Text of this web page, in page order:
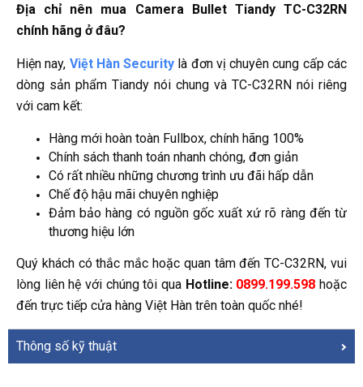
Địa chỉ nên mua Camera Bullet Tiandy TC-C32RN
chính hãng ở đâu?
Hiện nay, Việt Hàn Security là đơn vị chuyên cung cấp các
dòng sản phẩm Tiandy nói chung và TC-C32RN nói riêng
với cam kết:
Hàng mới hoàn toàn Fullbox, chính hãng 100%
Chính sách thanh toán nhanh chóng, đơn giản
Có rất nhiều những chương trình ưu đãi hấp dẫn
Chế độ hậu mãi chuyên nghiệp
Đảm bảo hàng có nguồn gốc xuất xứ rõ ràng đến từ
thương hiệu lớn
Quý khách có thắc mắc hoặc quan tâm đến TC-C32RN, vui
lòng liên hệ với chúng tôi qua Hotline: 0899.199.598 hoặc
đến trực tiếp cửa hàng Việt Hàn trên toàn quốc nhé!
Thông số kỹ thuật